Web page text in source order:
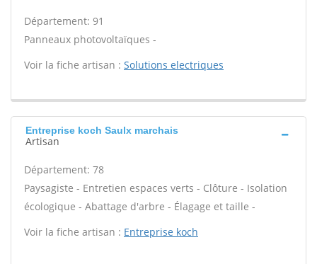
Département: 91
Panneaux photovoltaïques -
Voir la fiche artisan : Solutions electriques
Entreprise koch Saulx marchais
Artisan
Département: 78
Paysagiste - Entretien espaces verts - Clôture - Isolation
écologique - Abattage d'arbre - Élagage et taille -
Voir la fiche artisan : Entreprise koch